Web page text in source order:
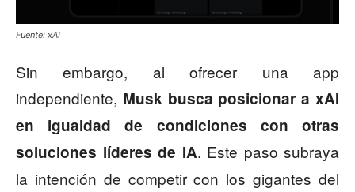
Fuente: xAI
Sin embargo, al ofrecer una app
independiente, Musk busca posicionar a xAI
en igualdad de condiciones con otras
soluciones líderes de IA. Este paso subraya
la intención de competir con los gigantes del